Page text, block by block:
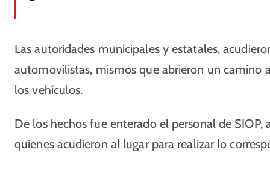
Las autoridades municipales y estatales,
automovilistas, mismos que abrieron un camino
los vehículos.
De los hechos fue enterado el personal de
quienes acudieron al lugar para realizar lo